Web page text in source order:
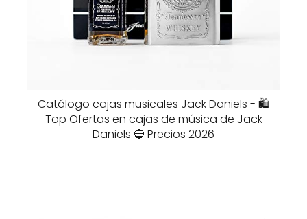
Catálogo cajas musicales Jack Daniels - 🛍️
Top Ofertas en cajas de música de Jack
Daniels 🔵 Precios 2026